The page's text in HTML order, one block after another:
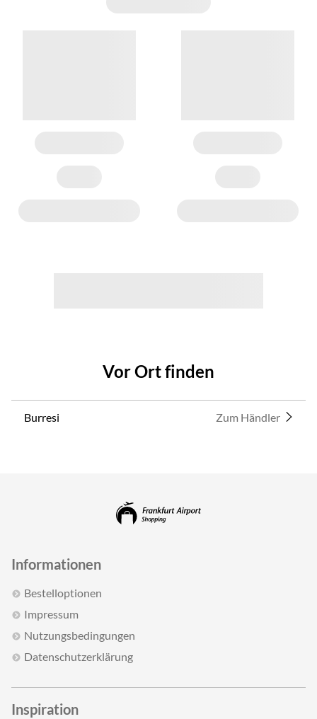
Vor Ort finden
Burresi Zum Händler
Informationen
Bestelloptionen
Impressum
Nutzungsbedingungen
Datenschutzerklärung
Inspiration